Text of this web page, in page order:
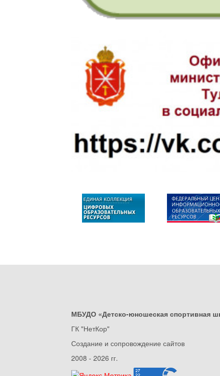
МБУДО «Детско-юношеская спортивная
ГК "НетКор"
Создание и сопровождение сайтов
2008 - 2026 гг.